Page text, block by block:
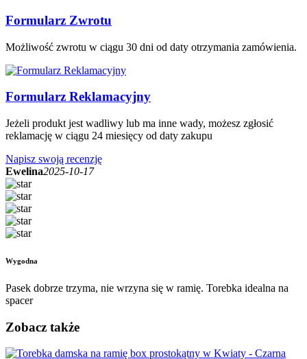
Formularz Zwrotu
Możliwość zwrotu w ciągu 30 dni od daty otrzymania zamówienia.
Formularz Reklamacyjny
Jeżeli produkt jest wadliwy lub ma inne wady, możesz zgłosić
reklamację w ciągu 24 miesięcy od daty zakupu
Napisz swoją recenzję
Ewelina2025-10-17
Wygodna
Pasek dobrze trzyma, nie wrzyna się w ramię. Torebka idealna na
spacer
Zobacz także